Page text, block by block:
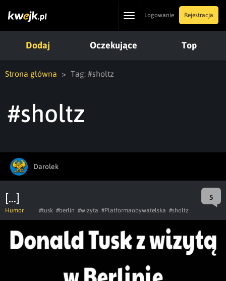
ToggleLogowanie Rejestracja
Dodaj Oczekujące Top
Strona główna Tag: #sholtz
#sholtz
Darolek
[...] 5
Humor #tusk #berlin #wizyta #Platformaobywatelska #sholtz